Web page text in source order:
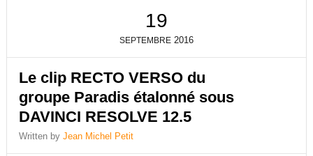
19
SEPTEMBRE 2016
Le clip RECTO VERSO du
groupe Paradis étalonné sous
DAVINCI RESOLVE 12.5
Written byJean Michel Petit